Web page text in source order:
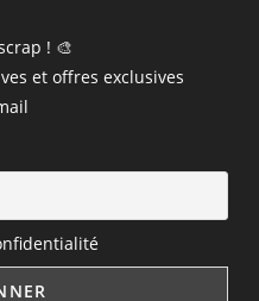
! 🎨
et offres exclusives